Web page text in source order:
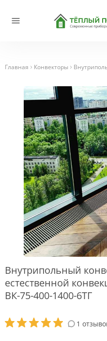
Главная Конвекторы
Внутрипольный
естественной
ВК-75-400-1400-6ТГ
1